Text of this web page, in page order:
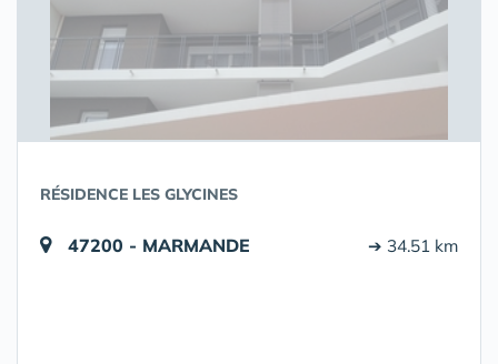
RÉSIDENCE LES GLYCINES
47200 - MARMANDE ➔ 34.51 km